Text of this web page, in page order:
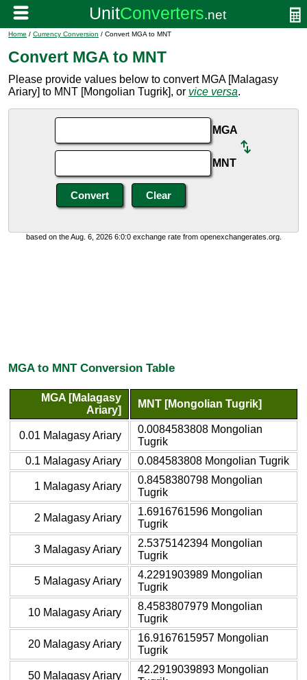
Home / Currency Conversion / Convert MGA to MNT
Convert MGA to MNT
Please provide values below to convert MGA [Malagasy
Ariary] to MNT [Mongolian Tugrik], or vice versa.
MGA
MNT
based on the Aug. 6, 2026 6:0:0 exchange rate from openexchangerates.org.
MGA to MNT Conversion Table
MGA [Malagasy
Ariary]
MNT [Mongolian Tugrik]
0.01 Malagasy Ariary
0.0084583808 Mongolian
Tugrik
0.1 Malagasy Ariary
0.084583808 Mongolian Tugrik
1 Malagasy Ariary
0.8458380798 Mongolian
Tugrik
2 Malagasy Ariary
1.6916761596 Mongolian
Tugrik
3 Malagasy Ariary
2.5375142394 Mongolian
Tugrik
5 Malagasy Ariary
4.2291903989 Mongolian
Tugrik
10 Malagasy Ariary
8.4583807979 Mongolian
Tugrik
20 Malagasy Ariary
16.9167615957 Mongolian
Tugrik
50 Malagasy Ariary
42.2919039893 Mongolian